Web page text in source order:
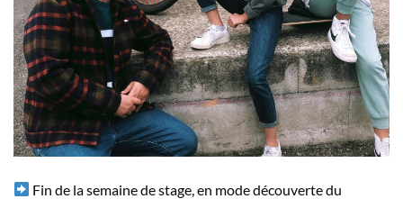
Fin de la semaine de stage, en mode découverte du